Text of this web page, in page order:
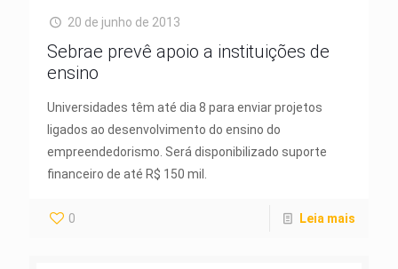
20 de junho de 2013
Sebrae prevê apoio a instituições de
ensino
Universidades têm até dia 8 para enviar projetos
ligados ao desenvolvimento do ensino do
empreendedorismo. Será disponibilizado suporte
financeiro de até R$ 150 mil.
0 Leia mais